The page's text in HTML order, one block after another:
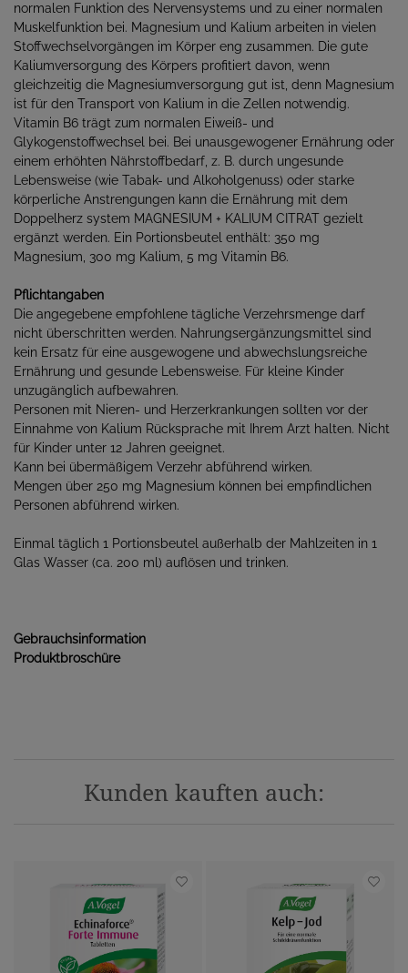
normalen Funktion des Nervensystems und zu einer normalen
Muskelfunktion bei. Magnesium und Kalium arbeiten in vielen
Stoffwechselvorgängen im Körper eng zusammen. Die gute
Kaliumversorgung des Körpers profitiert davon, wenn
gleichzeitig die Magnesiumversorgung gut ist, denn Magnesium
ist für den Transport von Kalium in die Zellen notwendig.
Vitamin B6 trägt zum normalen Eiweiß- und
Glykogenstoffwechsel bei. Bei unausgewogener Ernährung oder
einem erhöhten Nährstoffbedarf, z. B. durch ungesunde
Lebensweise (wie Tabak- und Alkoholgenuss) oder starke
körperliche Anstrengungen kann die Ernährung mit dem
Doppelherz system MAGNESIUM + KALIUM CITRAT gezielt
ergänzt werden. Ein Portionsbeutel enthält: 350 mg
Magnesium, 300 mg Kalium, 5 mg Vitamin B6.
Pflichtangaben
Die angegebene empfohlene tägliche Verzehrsmenge darf
nicht überschritten werden. Nahrungsergänzungsmittel sind
kein Ersatz für eine ausgewogene und abwechslungsreiche
Ernährung und gesunde Lebensweise. Für kleine Kinder
unzugänglich aufbewahren.
Personen mit Nieren- und Herzerkrankungen sollten vor der
Einnahme von Kalium Rücksprache mit Ihrem Arzt halten. Nicht
für Kinder unter 12 Jahren geeignet.
Kann bei übermäßigem Verzehr abführend wirken.
Mengen über 250 mg Magnesium können bei empfindlichen
Personen abführend wirken.
Einmal täglich 1 Portionsbeutel außerhalb der Mahlzeiten in 1
Glas Wasser (ca. 200 ml) auflösen und trinken.
Gebrauchsinformation
Produktbroschüre
Kunden kauften auch: